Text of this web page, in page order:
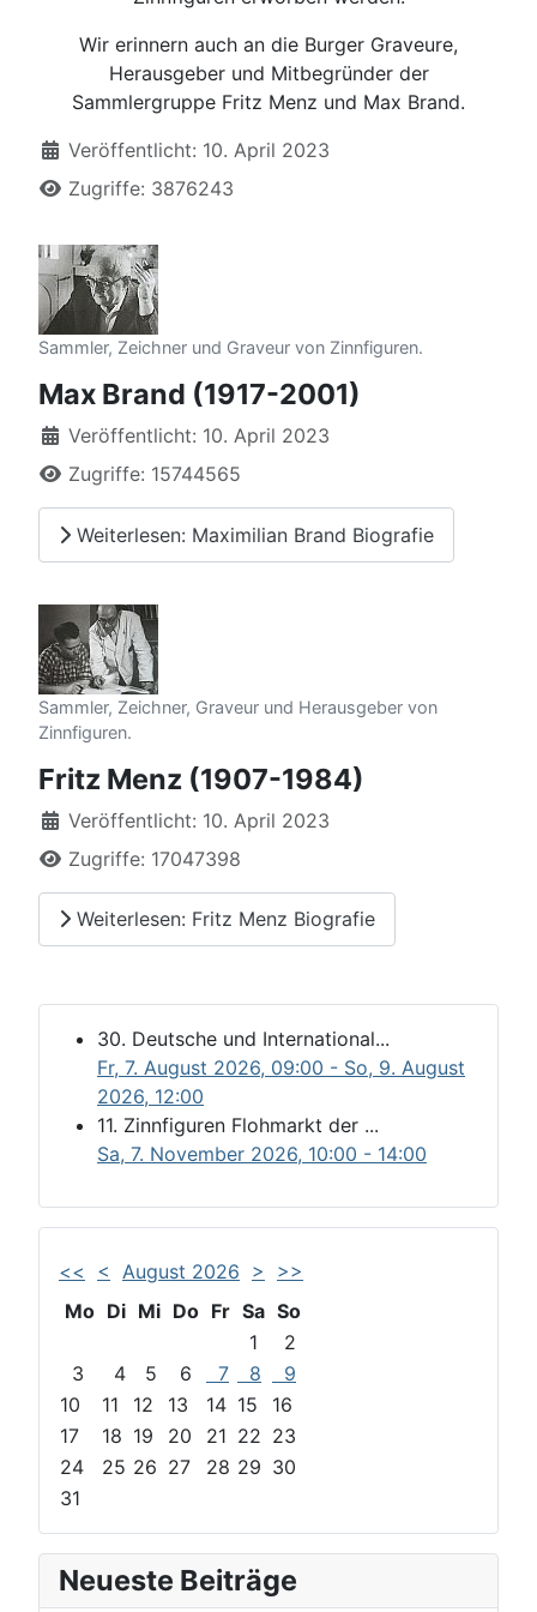
Wir erinnern auch an die Burger Graveure,
Herausgeber und Mitbegründer der
Sammlergruppe Fritz Menz und Max Brand.
Details
Veröffentlicht: 10. April 2023
Zugriffe: 3876243
Sammler, Zeichner und Graveur von Zinnfiguren.
Max Brand (1917-2001)
Details
Veröffentlicht: 10. April 2023
Zugriffe: 15744565
Weiterlesen: Maximilian Brand Biografie
Sammler, Zeichner, Graveur und Herausgeber von
Zinnfiguren.
Fritz Menz (1907-1984)
Details
Veröffentlicht: 10. April 2023
Zugriffe: 17047398
Weiterlesen: Fritz Menz Biografie
30. Deutsche und International...
Fr, 7. August 2026, 09:00 - So, 9. August
2026, 12:00
11. Zinnfiguren Flohmarkt der ...
Sa, 7. November 2026, 10:00 - 14:00
<< < August 2026 >
>>
Mo Di Mi Do Fr Sa So
1
2
3
4 5 6 7 8
9
10
11 12 13 14 15
16
17
18 19 20 21 22 23
24
25 26 27 28 29 30
31
Neueste Beiträge